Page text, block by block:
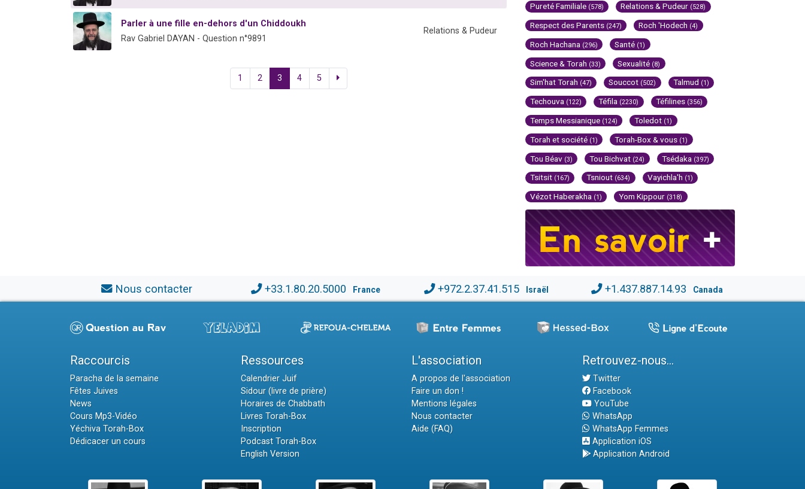
Parler à une fille en-dehors d'un Chiddoukh
Rav Gabriel DAYAN - Question n°9891
Relations & Pudeur
1 2 3 4 5
Pureté Familiale (578) Relations & Pudeur (528)
Respect des Parents (247) Roch 'Hodech (4)
Roch Hachana (296) Santé (1)
Science & Torah (33) Sexualité (8)
Sim'hat Torah (47) Souccot (502) Talmud (1)
Techouva (122) Téfila (2230) Téfilines (356)
Temps Messianique (124) Toledot (1)
Torah et société (1) Torah-Box & vous (1)
Tou Béav (3) Tou Bichvat (24) Tsédaka (397)
Tsitsit (167) Tsniout (634) Vayichla'h (1)
Vézot Haberakha (1) Yom Kippour (318)
Nous contacter +33.1.80.20.5000 France +972.2.37.41.515 Israël +1.437.887.14.93 Canada
Raccourcis
Paracha de la semaine
Fêtes Juives
News
Cours Mp3-Vidéo
Yéchiva Torah-Box
Dédicacer un cours
Ressources
Calendrier Juif
Sidour (livre de prière)
Horaires de Chabbath
Livres Torah-Box
Inscription
Podcast Torah-Box
English Version
L'association
A propos de l'association
Faire un don !
Mentions légales
Nous contacter
Aide (FAQ)
Retrouvez-nous...
Twitter
Facebook
YouTube
WhatsApp
WhatsApp Femmes
Application iOS
Application Android